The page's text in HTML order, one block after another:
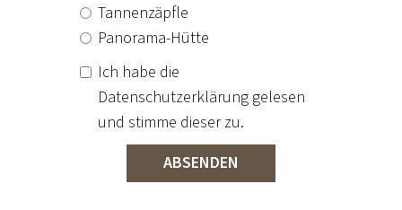
Tannenzäpfle
Panorama-Hütte
Ich habe die
Datenschutzerklärung gelesen
und stimme dieser zu.
ABSENDEN